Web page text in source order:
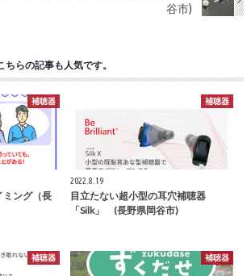
谷市)
ちらの記事も人気です。
補聴器
ミング（長
補聴器
2022.8.19
目立たない超小型の耳穴補聴器
「Silk」 (長野県岡谷市)
補聴器 補聴器